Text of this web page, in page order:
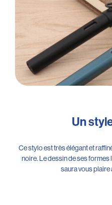
Un
Ce stylo est très élégant et
noire. Le dessin de ses formes
saura vous